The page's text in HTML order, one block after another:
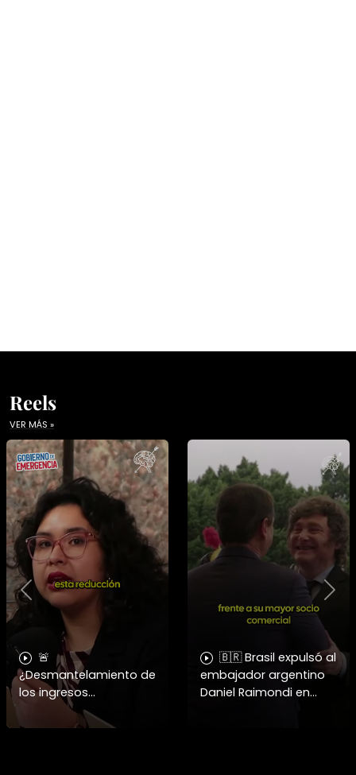
Reels
VER MÁS »
🚨
¿Desmantelamiento de
los ingresos
municipales o
beneficio fiscal
🇧🇷 Brasil expulsó al
embajador argentino
Daniel Raimondi en
Previous